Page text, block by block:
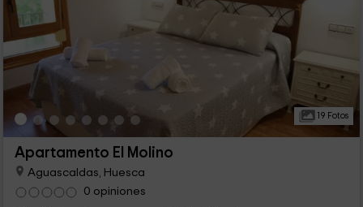
19 Fotos
Apartamento El Molino
Aguascaldas, Huesca
0 opiniones